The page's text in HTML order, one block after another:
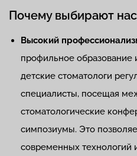
Почему выбирают нас
Высокий
профильное
детские стоматологи
специалисты, посещая
стоматологические
симпозиумы. Это
современных технологий